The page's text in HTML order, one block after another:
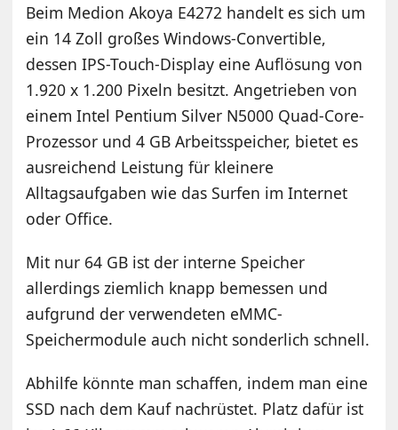
Beim Medion Akoya E4272 handelt es sich um
ein 14 Zoll großes Windows-Convertible,
dessen IPS-Touch-Display eine Auflösung von
1.920 x 1.200 Pixeln besitzt. Angetrieben von
einem Intel Pentium Silver N5000 Quad-Core-
Prozessor und 4 GB Arbeitsspeicher, bietet es
ausreichend Leistung für kleinere
Alltagsaufgaben wie das Surfen im Internet
oder Office.
Mit nur 64 GB ist der interne Speicher
allerdings ziemlich knapp bemessen und
aufgrund der verwendeten eMMC-
Speichermodule auch nicht sonderlich schnell.
Abhilfe könnte man schaffen, indem man eine
SSD nach dem Kauf nachrüstet. Platz dafür ist